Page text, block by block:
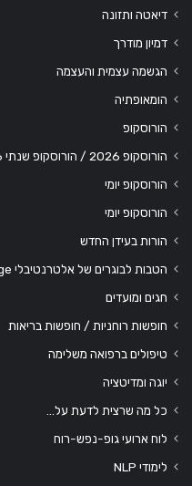
דיאטה ותזונה
דמיון מודרך
הגשמה עצמית והעצמה
הומאופתיה
הורוסקופ
הורוסקופ 2026 / הורוסקופ שנתי 2026
הורוסקופ יומי
הורוסקופ יומי
הורות בעידן החדש
הטבות לבוגרים של אלטרנטיבלי College
חגים ומועדים
חופשות רוחניות / חופשות בריאות
טיפולים ברפואה משלימה
יוגה ומדיטציה
כל מה שרצית לדעת על…
לוח ארועי גופ-נפש-רוח
לימודי NLP